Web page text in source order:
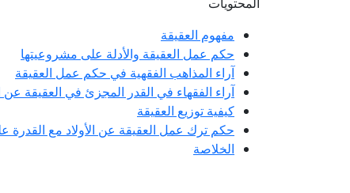
مفهوم العقيقة
حكم عمل العقيقة والأدلة على مشروعيتها
آراء المذاهب الفقهية في حكم عمل العقيقة
آراء الفقهاء في القدر المجزئ في العقيقة عن
كيفية توزيع العقيقة
حكم ترك عمل العقيقة عن الأولاد مع القدرة
الخلاصة